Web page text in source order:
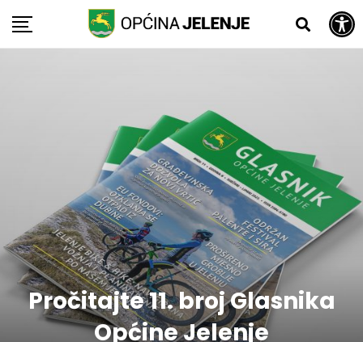
Open toolbar
Skip
Pročitajte 11. broj Glasnika
Općine Jelenje